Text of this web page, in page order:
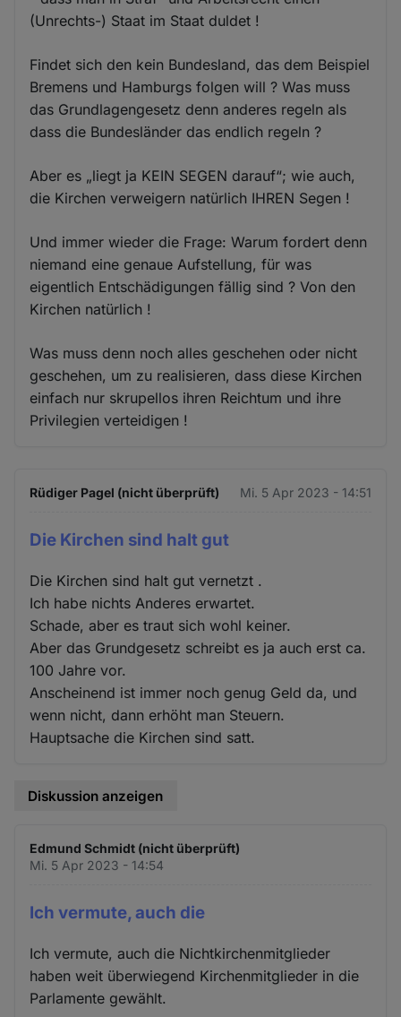
(Unrechts-) Staat im Staat duldet !
Findet sich den kein Bundesland, das dem Beispiel
Bremens und Hamburgs folgen will ? Was muss
das Grundlagengesetz denn anderes regeln als
dass die Bundesländer das endlich regeln ?
Aber es „liegt ja KEIN SEGEN darauf“; wie auch,
die Kirchen verweigern natürlich IHREN Segen !
Und immer wieder die Frage: Warum fordert denn
niemand eine genaue Aufstellung, für was
eigentlich Entschädigungen fällig sind ? Von den
Kirchen natürlich !
Was muss denn noch alles geschehen oder nicht
geschehen, um zu realisieren, dass diese Kirchen
einfach nur skrupellos ihren Reichtum und ihre
Privilegien verteidigen !
Rüdiger Pagel (nicht überprüft) Mi. 5 Apr 2023 - 14:51
Die Kirchen sind halt gut
Die Kirchen sind halt gut vernetzt .
Ich habe nichts Anderes erwartet.
Schade, aber es traut sich wohl keiner.
Aber das Grundgesetz schreibt es ja auch erst ca.
100 Jahre vor.
Anscheinend ist immer noch genug Geld da, und
wenn nicht, dann erhöht man Steuern.
Hauptsache die Kirchen sind satt.
Diskussion anzeigen
Edmund Schmidt (nicht überprüft)
Mi. 5 Apr 2023 - 14:54
Ich vermute, auch die
Ich vermute, auch die Nichtkirchenmitglieder
haben weit überwiegend Kirchenmitglieder in die
Parlamente gewählt.